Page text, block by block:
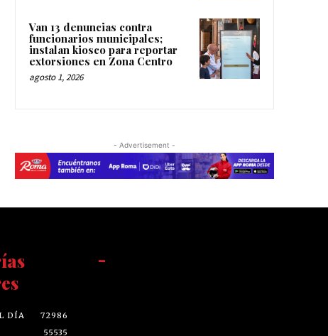
Van 13 denuncias contra
funcionarios municipales;
instalan kiosco para reportar
extorsiones en Zona Centro
agosto 1, 2026
- Advertisement -
DÍA
72986
55535
-